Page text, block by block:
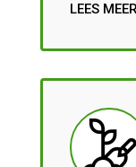
LEES MEER